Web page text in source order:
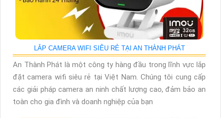
LẮP CAMERA WIFI SIÊU RẺ TẠI AN THÀNH PHÁT
An Thành Phát là một công ty hàng đầu trong lĩnh vực lắp
đặt camera wifi siêu rẻ tại Việt Nam. Chúng tôi cung cấp
các giải pháp camera an ninh chất lượng cao, đảm bảo an
toàn cho gia đình và doanh nghiệp của bạn